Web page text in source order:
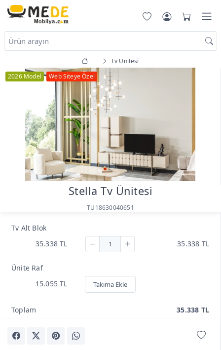
Tv Ünitesi
2026 Model
Web Siteye Özel
Stella Tv Ünitesi
TU18630040651
Tv Alt Blok
35.338 TL
35.338 TL
Ünite Raf
15.055 TL
Takıma Ekle
Toplam 35.338 TL